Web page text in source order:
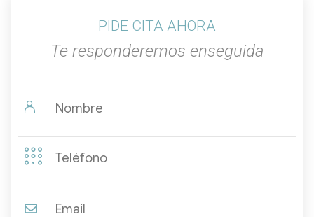
PIDE CITA AHORA
Te responderemos enseguida